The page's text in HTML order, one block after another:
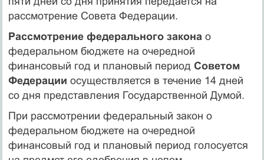
рассмотрение Совета Федерации.
Рассмотрение федерального закона о
федеральном бюджете на очередной
финансовый год и плановый период Советом
Федерации осуществляется в течение 14 дней
со дня представления Государственной Думой.
При рассмотрении федеральный закон о
федеральном бюджете на очередной
финансовый год и плановый период голосуется